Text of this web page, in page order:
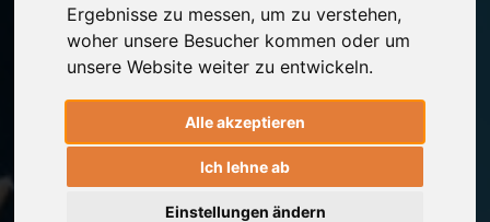
Ergebnisse zu messen, um zu verstehen,
woher unsere Besucher kommen oder um
unsere Website weiter zu entwickeln.
Alle akzeptieren
Ich lehne ab
Einstellungen ändern